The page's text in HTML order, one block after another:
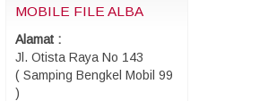
MOBILE FILE ALBA
Alamat :
Jl. Otista Raya No 143
( Samping Bengkel Mobil 99
)